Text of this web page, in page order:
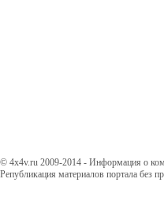
© 4x4v.ru 2009-2014 - Информация о
Републикация материалов портала без